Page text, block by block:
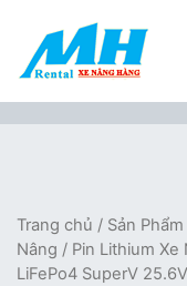
nội
Xe Nâng Hàng
Trang chủ / Sản Phẩm
Nâng / Pin Lithium Xe
LiFePo4 SuperV